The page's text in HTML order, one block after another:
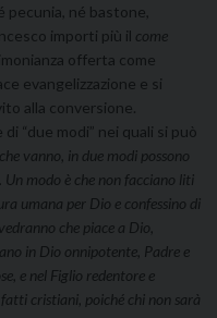
pecunia, né bastone,
importi più il come
offerta come
evangelizzazione e si
alla conversione.
“due modi” nei quali si può
vanno, in due modi possono
modo è che non facciano liti
umana per Dio e confessino di
che piace a Dio,
in Dio onnipotente, Padre e
e nel Figlio redentore e
cristiani, poiché chi non sarà